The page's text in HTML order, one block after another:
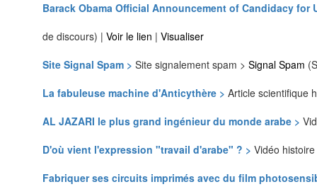
Barack Obama Official Announcement of Candidacy
de discours) | Voir le lien | Visualiser
Site Signal Spam > Site signalement spam > Signal Spam
La fabuleuse machine d'Anticythère > Article scientifique
AL JAZARI le plus grand ingénieur du monde arabe >
D'où vient l'expression "travail d'arabe" ? > Vidéo
Fabriquer ses circuits imprimés avec du film